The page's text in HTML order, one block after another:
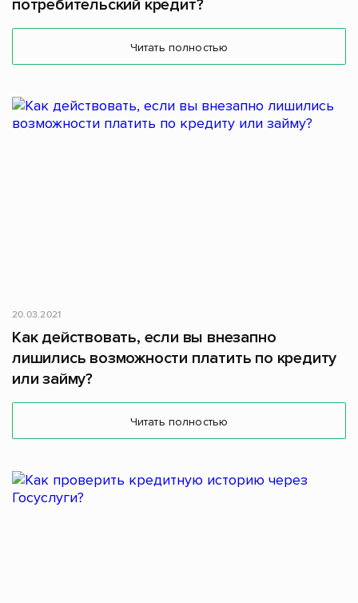
потребительский кредит?
Читать полностью
20.03.2021
Как действовать, если вы внезапно
лишились возможности платить по кредиту
или займу?
Читать полностью